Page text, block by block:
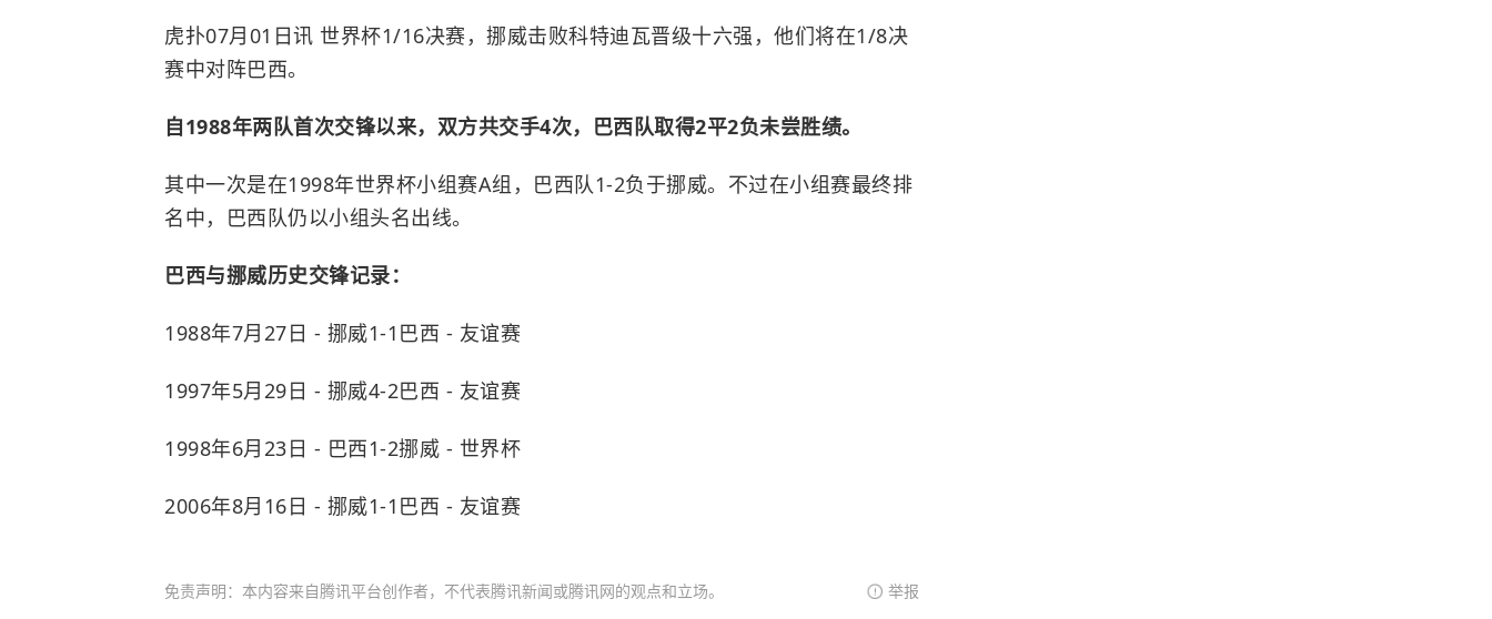
虎扑07月01日讯 世界杯1/16决赛，挪威击败科特迪瓦晋级十六强，他们将在1/8决
赛中对阵巴西。
自1988年两队首次交锋以来，双方共交手4次，巴西队取得2平2负未尝胜绩。
其中一次是在1998年世界杯小组赛A组，巴西队1-2负于挪威。不过在小组赛最终排
名中，巴西队仍以小组头名出线。
巴西与挪威历史交锋记录：
1988年7月27日 - 挪威1-1巴西 - 友谊赛
1997年5月29日 - 挪威4-2巴西 - 友谊赛
1998年6月23日 - 巴西1-2挪威 - 世界杯
2006年8月16日 - 挪威1-1巴西 - 友谊赛
免责声明：本内容来自腾讯平台创作者，不代表腾讯新闻或腾讯网的观点和立场。 举报